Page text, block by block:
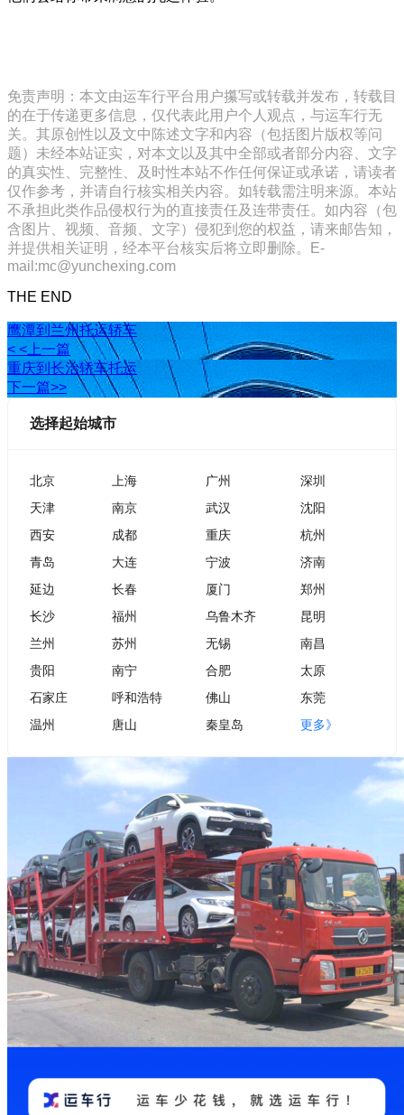
免责声明：本文由运车行平台用户攥写或转载并发布，转载目
的在于传递更多信息，仅代表此用户个人观点，与运车行无
关。其原创性以及文中陈述文字和内容（包括图片版权等问
题）未经本站证实，对本文以及其中全部或者部分内容、文字
的真实性、完整性、及时性本站不作任何保证或承诺，请读者
仅作参考，并请自行核实相关内容。如转载需注明来源。本站
不承担此类作品侵权行为的直接责任及连带责任。如内容（包
含图片、视频、音频、文字）侵犯到您的权益，请来邮告知，
并提供相关证明，经本平台核实后将立即删除。E-
mail:mc@yunchexing.com
THE END
鹰潭到兰州托运轿车
< <上一篇
重庆到长治轿车托运
下一篇>>
选择起始城市
北京 上海 广州
深圳
天津
南京 武汉
沈阳
西安
成都 重庆
杭州
青岛
大连 宁波
济南
延边
长春 厦门
郑州
长沙
福州 乌鲁木齐
昆明
兰州
苏州 无锡
南昌
贵阳
南宁 合肥
太原
石家庄
呼和浩特 佛山
东莞
温州
唐山 秦皇岛 更多》